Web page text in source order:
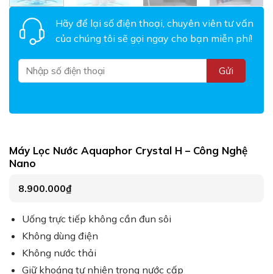
Hãy để lại số điện thoại, chuyên viên tư vấn
của chúng tôi sẽ gọi ngay cho bạn miễn phí!
Máy Lọc Nước Aquaphor Crystal H – Công Nghệ
Nano
8.900.000₫
Uống trực tiếp không cần đun sôi
Không dùng điện
Không nước thải
Giữ khoáng tự nhiên trong nước cấp